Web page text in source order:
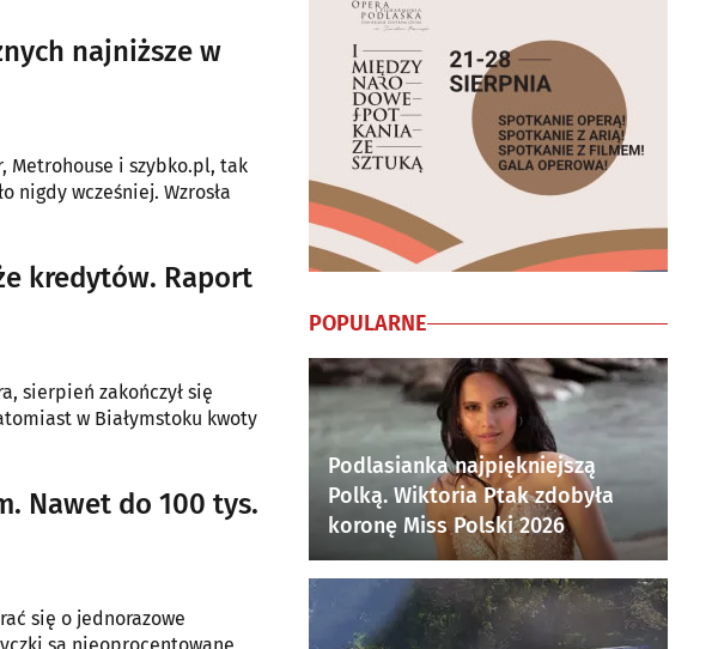
najniższe w
Metrohouse i szybko.pl, tak
nigdy wcześniej. Wzrosła
kredytów. Raport
sierpień zakończył się
w Białymstoku kwoty
Nawet do 100 tys.
się o jednorazowe
POPULARNE
Podlasianka najpiękniejszą
Polką. Wiktoria Ptak zdobyła
koronę Miss Polski 2026